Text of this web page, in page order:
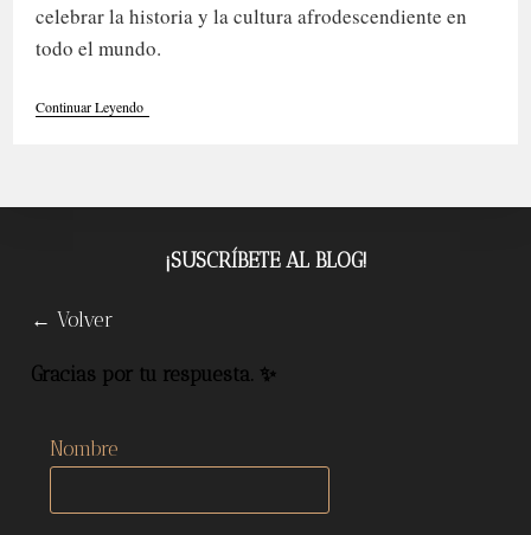
celebrar la historia y la cultura afrodescendiente en
todo el mundo.
Continuar LeyendoAfrocolombianos
En
¡SUSCRÍBETE AL BLOG!
← Volver
Gracias por tu respuesta. ✨
Nombre